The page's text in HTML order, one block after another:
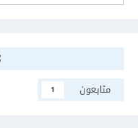
متابعون
1